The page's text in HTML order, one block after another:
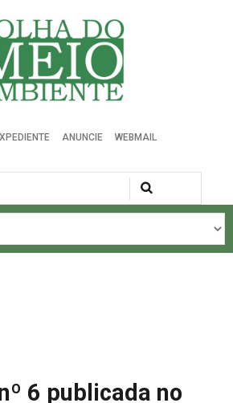
Folha do Meio Ambiente
ANUNCIE WEBMAIL
6 publicada no